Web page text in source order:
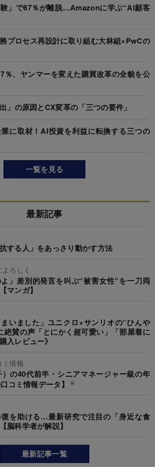
験」で87％が離脱…Amazonに学ぶ“AI顧客
プロセス再設計に取り組む大林組×PwCの
、ヤンマーを変えた購買改革の全貌を公
」の原因とCX変革の「三つの要件」
に取材！AI投資を利益に転換する三つの
一覧を見る
最新記事
する人」をあっさり動かす方法
ろしく
よ」差別的発言を叫ぶ“被害女性”を一刀両
マンガ】
まいました」ユニクロ×サンリオの“ひんや
絶賛の声「とにかく超可愛い」「部屋着に
入レビュー》
情報
の40代前半・シニアマネージャー級の年
コミ情報データ】
を助ける…最新研究で注目の「身近な食
脳科学者が解説】
最新記事一覧